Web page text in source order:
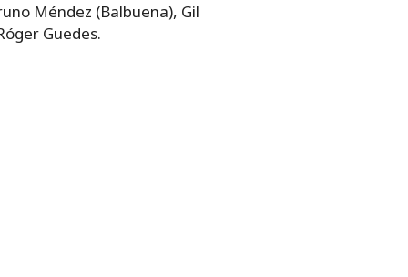
Méndez (Balbuena), Gil
Guedes.